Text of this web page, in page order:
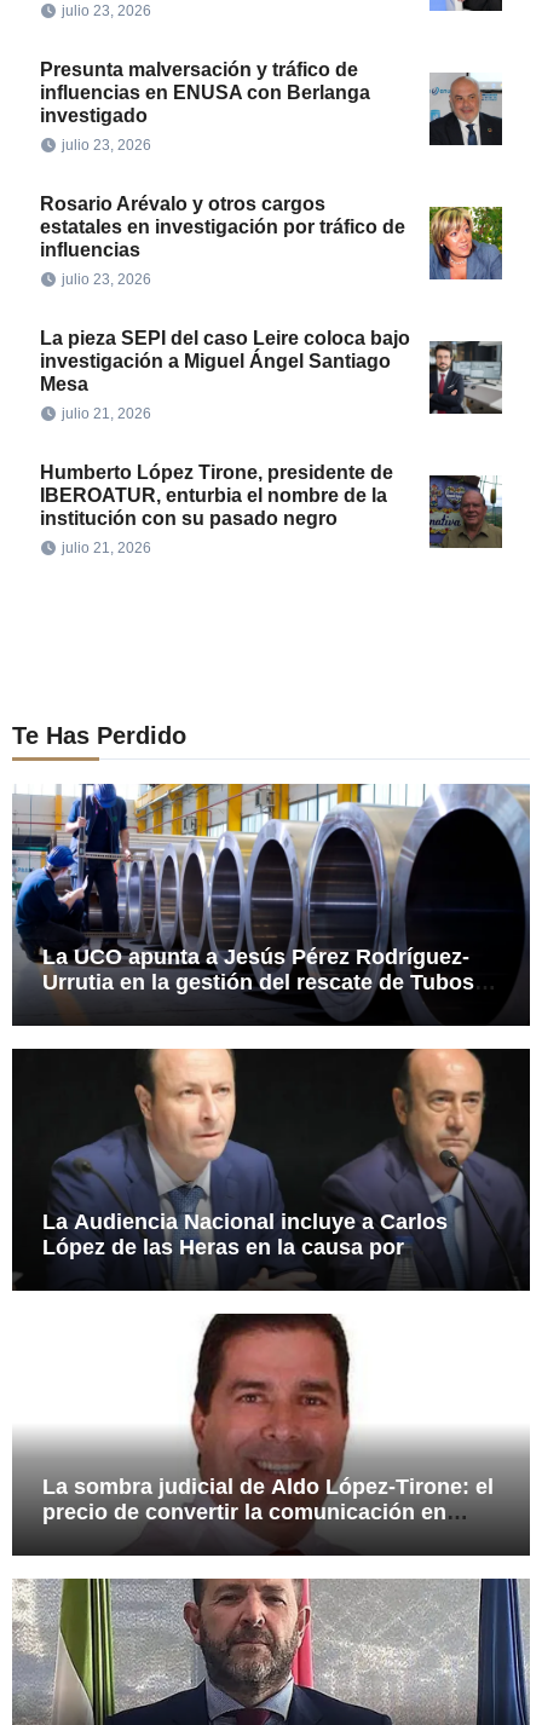
julio 23, 2026
Presunta malversación y tráfico de
influencias en ENUSA con Berlanga
investigado
julio 23, 2026
Rosario Arévalo y otros cargos
estatales en investigación por tráfico de
influencias
julio 23, 2026
La pieza SEPI del caso Leire coloca bajo
investigación a Miguel Ángel Santiago
Mesa
julio 21, 2026
Humberto López Tirone, presidente de
IBEROATUR, enturbia el nombre de la
institución con su pasado negro
julio 21, 2026
Te Has Perdido
La UCO apunta a Jesús Pérez Rodríguez-
Urrutia en la gestión del rescate de Tubos
Reunidos
La Audiencia Nacional incluye a Carlos
López de las Heras en la causa por
presuntas irregularidades en el rescate de
112,8 millones a Tubos Reunidos
La sombra judicial de Aldo López-Tirone: el
precio de convertir la comunicación en